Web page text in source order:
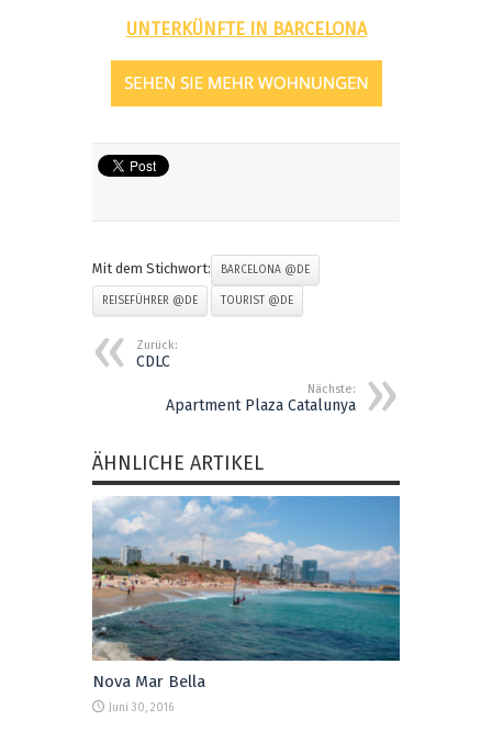
UNTERKÜNFTE IN BARCELONA
Mit dem Stichwort: BARCELONA @DE
REISEFÜHRER @DE TOURIST @DE
Zurück:
CDLC
Nächste:
Apartment Plaza Catalunya
ÄHNLICHE ARTIKEL
Nova Mar Bella
Juni 30, 2016